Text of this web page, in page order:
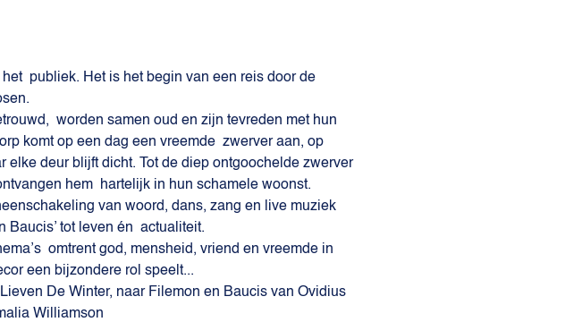
publiek. Het is het begin van een reis door de
worden samen oud en zijn tevreden met hun
komt op een dag een vreemde  zwerver aan, op
elke deur blijft dicht. Tot de diep ontgoochelde zwerver
hem  hartelijk in hun schamele woonst.
van woord, dans, zang en live muziek
Baucis’ tot leven én  actualiteit.
omtrent god, mensheid, vriend en vreemde in
een bijzondere rol speelt...
De Winter, naar Filemon en Baucis van Ovidius
Williamson